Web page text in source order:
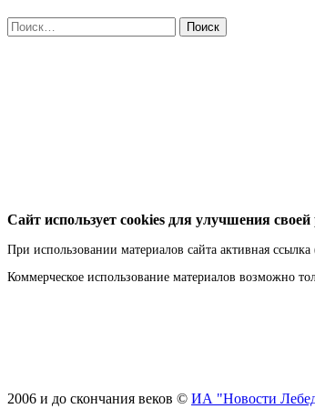
Найти:
Сайт использует cookies для улучшения
При использовании материалов сайта активная
Коммерческое использование материалов возможно
2006 и до скончания веков © ИА "Новости